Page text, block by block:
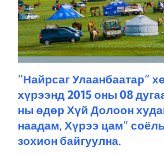
“Найрсаг Улаанбаатар”
хүрээнд 2015 оны 08
ны өдөр Хүй Долоон
наадам, Хүрээ цам”
зохион байгуулна.